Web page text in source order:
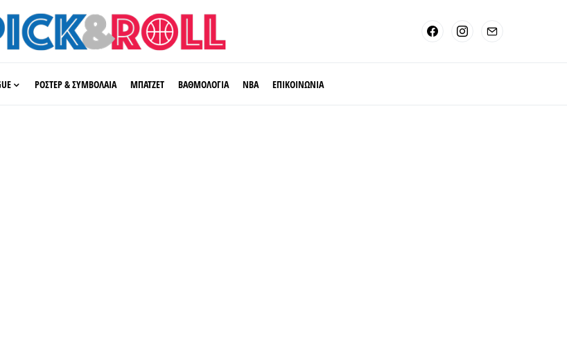
ΡΟΣΤΕΡ & ΣΥΜΒΟΛΑΙΑ ΜΠΑΤΖΕΤ ΒΑΘΜΟΛΟΓΙΑ ΝΒΑ ΕΠΙΚΟΙΝΩΝΙΑ